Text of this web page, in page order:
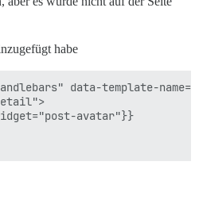
habe
data-template-
avatar"}}